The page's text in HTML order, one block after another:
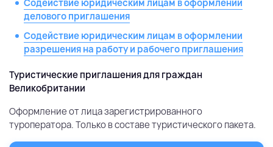
Содействие юридическим лицам в оформлении
делового приглашения
Содействие юридическим лицам в оформлении
разрешения на работу и рабочего приглашения
Туристические приглашения для граждан
Великобритании
Оформление от лица зарегистрированного
туроператора. Только в составе туристического пакета.